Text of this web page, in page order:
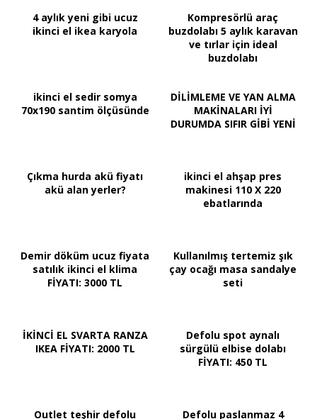
4 aylık yeni gibi ucuz
ikinci el ikea karyola
Kompresörlü araç
buzdolabı 5 aylık karavan
ve tırlar için ideal
buzdolabı
ikinci el sedir somya
70x190 santim ölçüsünde
DİLİMLEME VE YAN ALMA
MAKİNALARI İYİ
DURUMDA SIFIR GİBİ YENİ
Çıkma hurda akü fiyatı
akü alan yerler?
ikinci el ahşap pres
makinesi 110 X 220
ebatlarında
Demir döküm ucuz fiyata
satılık ikinci el klima
FİYATI: 3000 TL
Kullanılmış tertemiz şık
çay ocağı masa sandalye
seti
İKİNCİ EL SVARTA RANZA
IKEA FİYATI: 2000 TL
Defolu spot aynalı
sürgülü elbise dolabı
FİYATI: 450 TL
Outlet teşhir defolu
Defolu paslanmaz 4